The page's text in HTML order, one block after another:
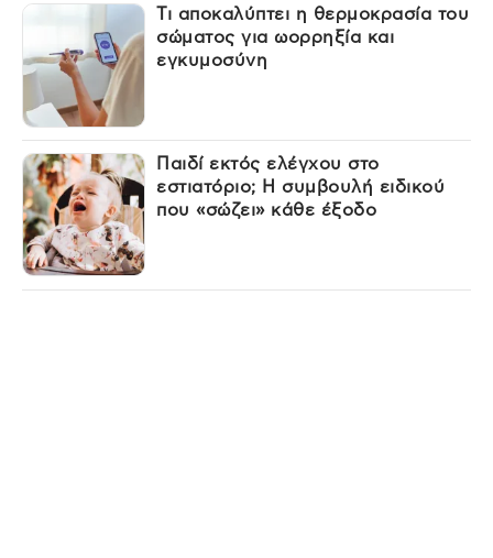
Τι αποκαλύπτει η θερμοκρασία του
σώματος για ωορρηξία και
εγκυμοσύνη
Παιδί εκτός ελέγχου στο
εστιατόριο; Η συμβουλή ειδικού
που «σώζει» κάθε έξοδο